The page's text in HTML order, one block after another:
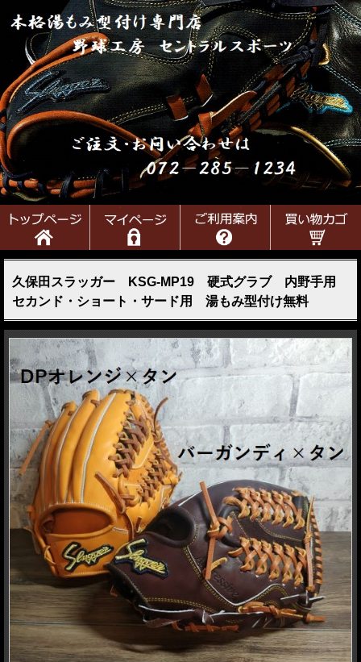
久保田スラッガー KSG-MP19 硬式グラブ 内野手用
セカンド・ショート・サード用 湯もみ型付け無料